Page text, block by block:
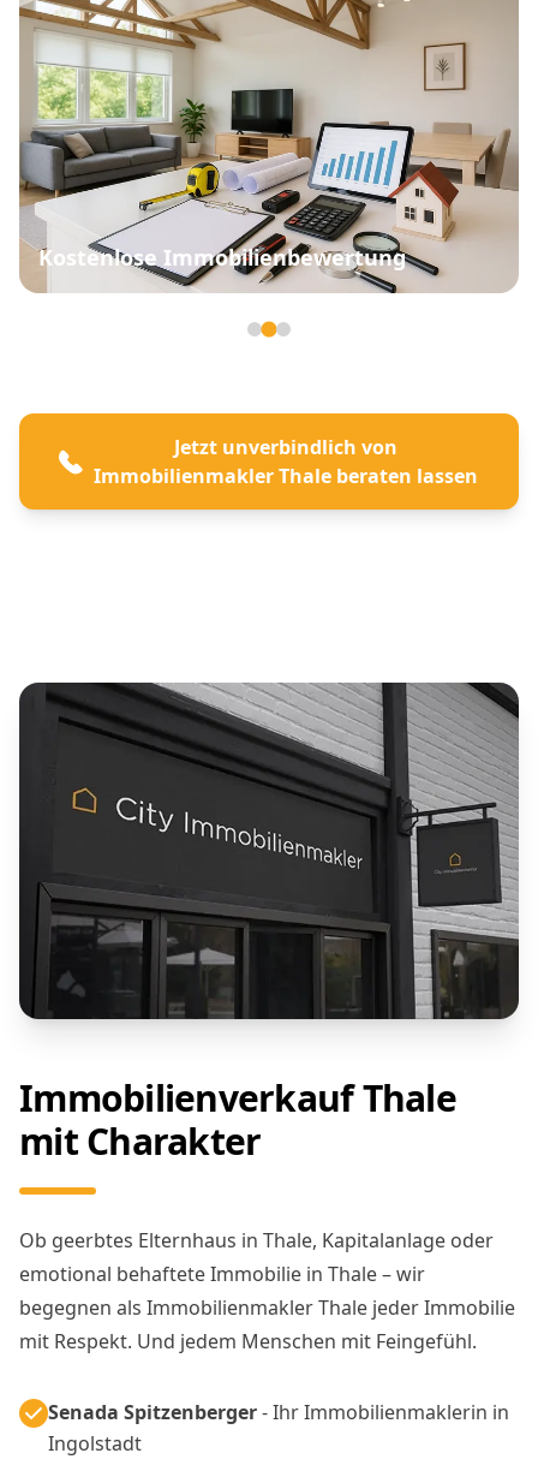
Kostenlose Immobilienbewertung
Jetzt unverbindlich von
Immobilienmakler Thale beraten lassen
Immobilienverkauf Thale
mit Charakter
Ob geerbtes Elternhaus in Thale, Kapitalanlage oder
emotional behaftete Immobilie in Thale – wir
begegnen als Immobilienmakler Thale jeder Immobilie
mit Respekt. Und jedem Menschen mit Feingefühl.
Senada Spitzenberger- Ihr Immobilienmaklerin in
Ingolstadt